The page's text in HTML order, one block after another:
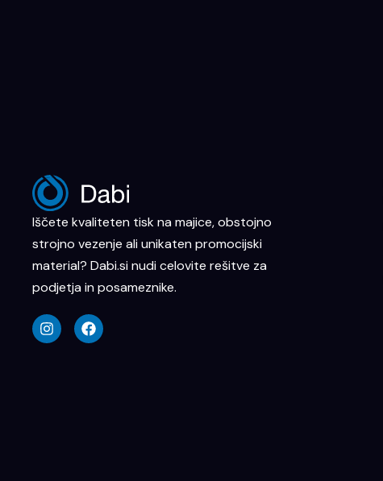
Iščete kvaliteten tisk na majice, obstojno
strojno vezenje ali unikaten promocijski
material? Dabi.si nudi celovite rešitve za
podjetja in posameznike.
n
s
t
a
c
e